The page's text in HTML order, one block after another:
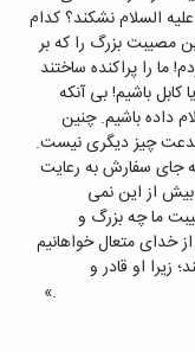
السلام نشکند؟ کدام
مصیبت بزرگ را که بر
ما را پراکنده ساختند
کابل باشیم! بی آنکه
داده باشیم. چنین
بدعت چیز دیگری نیست.
جای سفارش به رعایت
بیش از این نمی
ما چه بزرگ و
خدای متعال خواهانیم
زیرا او قادر و
است .»